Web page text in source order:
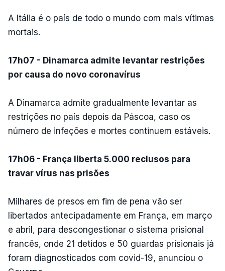
A Itália é o país de todo o mundo com mais vítimas
mortais.
17h07 - Dinamarca admite levantar restrições
por causa do novo coronavírus
A Dinamarca admite gradualmente levantar as
restrições no país depois da Páscoa, caso os
número de infeções e mortes continuem estáveis.
17h06 - França liberta 5.000 reclusos para
travar vírus nas prisões
Milhares de presos em fim de pena vão ser
libertados antecipadamente em França, em março
e abril, para descongestionar o sistema prisional
francês, onde 21 detidos e 50 guardas prisionais já
foram diagnosticados com covid-19, anunciou o